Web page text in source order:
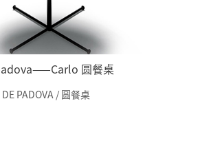
圆餐桌
DE PADOVA / 圆餐桌